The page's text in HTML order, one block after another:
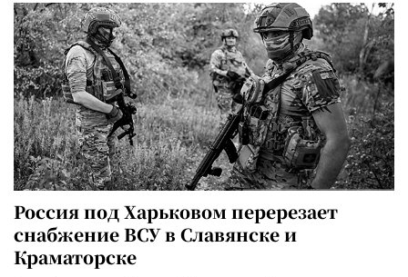
Россия под Харьковом перерезает
снабжение ВСУ в Славянске и
Краматорске